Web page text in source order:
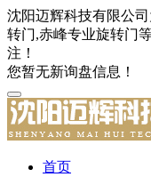
沈阳迈辉科技有限公
转门,赤峰专业旋转门
注！
您暂无新询盘信息！
首页